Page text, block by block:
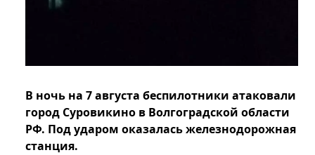
В ночь на 7 августа беспилотники атаковали
город Суровикино в Волгоградской области
РФ. Под ударом оказалась железнодорожная
станция.